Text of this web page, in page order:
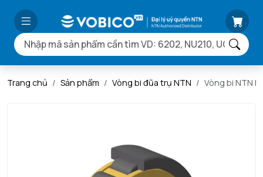
Trang chủ Sản phẩm Vòng bi đũa trụ NTN Vòng bi NTN